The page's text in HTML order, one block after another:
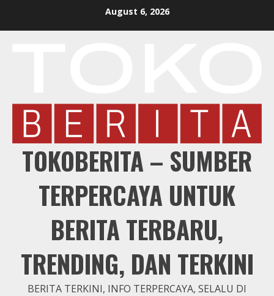
August 6, 2026
TOKOBERITA – SUMBER
TERPERCAYA UNTUK
BERITA TERBARU,
TRENDING, DAN TERKINI
BERITA TERKINI, INFO TERPERCAYA, SELALU DI